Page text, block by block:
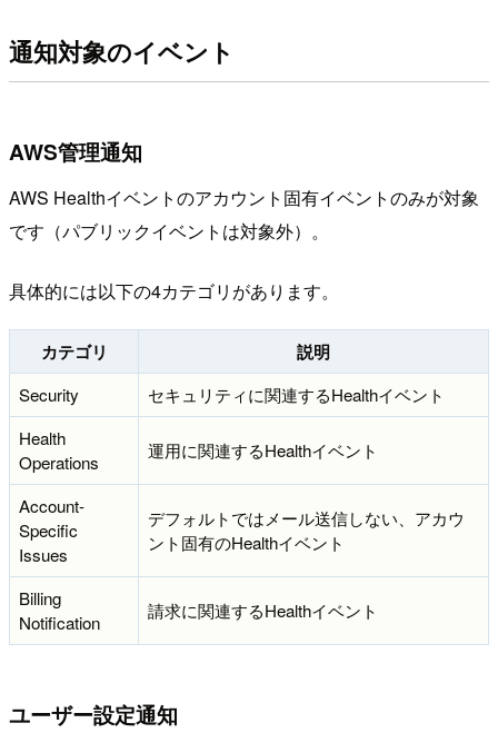
通知対象のイベント
AWS管理通知
AWS Healthイベントのアカウント固有イベントのみが対象
です（パブリックイベントは対象外）。
具体的には以下の4カテゴリがあります。
カテゴリ 説明
Security
セキュリティに関連するHealthイベント
Health
Operations
運用に関連するHealthイベント
Account-
Specific
Issues
デフォルトではメール送信しない、アカウ
ント固有のHealthイベント
Billing
Notification
請求に関連するHealthイベント
ユーザー設定通知